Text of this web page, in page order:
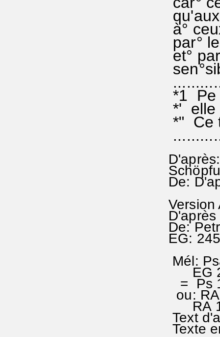
à°
par°
et°
*1
*' elle
*" Ce
De:
Version
De:
EG:
Mél:
EG
= Ps
ou:
RA
Text
Texte